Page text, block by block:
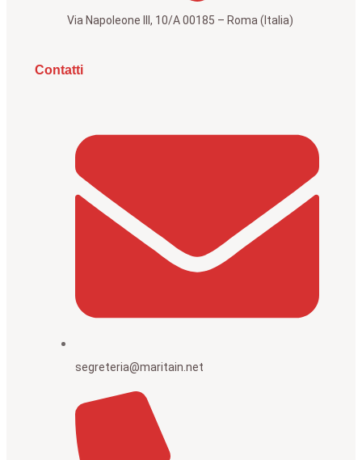
Via Napoleone III, 10/A 00185 – Roma (Italia)
Contatti
segreteria@maritain.net